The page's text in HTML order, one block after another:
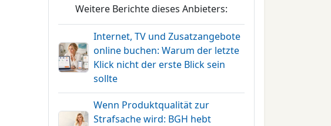
Weitere Berichte dieses Anbieters:
Internet, TV und Zusatzangebote
online buchen: Warum der letzte
Klick nicht der erste Blick sein
sollte
Wenn Produktqualität zur
Strafsache wird: BGH hebt